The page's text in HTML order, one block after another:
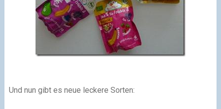
Und nun gibt es neue leckere Sorten: